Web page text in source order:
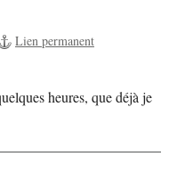
Lien permanent
heures, que déjà je